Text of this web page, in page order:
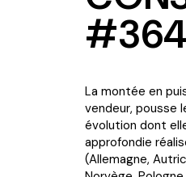
#364
La montée en
vendeur, pousse
évolution dont
approfondie
(Allemagne,